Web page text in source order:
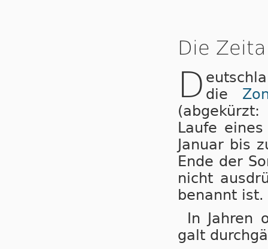
Die
D die
Laufe
Januar bis
Ende der
nicht
benannt ist.
In Jahren
galt